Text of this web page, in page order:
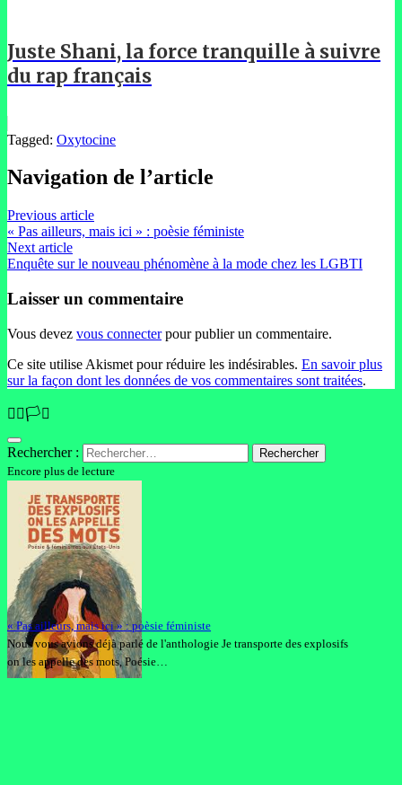
Juste Shani, la force tranquille à suivre
du rap français
Tagged: Oxytocine
Navigation de l’article
Previous article
« Pas ailleurs, mais ici » : poèsie féministe
Next article
Enquête sur le nouveau phénomène à la mode chez les LGBTI
Laisser un commentaire
Vous devez vous connecterpour publier un commentaire.
Ce site utilise Akismet pour réduire les indésirables. En savoir plus
sur la façon dont les données de vos commentaires sont traitées.
🏳️‍🌈🏳️‍⚧️
Rechercher :
Encore plus de lecture
« Pas ailleurs, mais ici » : poèsie féministe
Nous vous avions déjà parlé de l'anthologie Je transporte des explosifs
on les appelle des mots, Poésie…